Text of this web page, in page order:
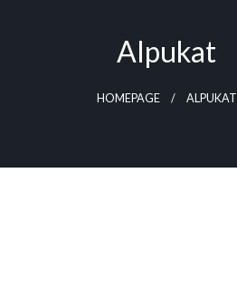
Alpukat
HOMEPAGE ALPUKAT